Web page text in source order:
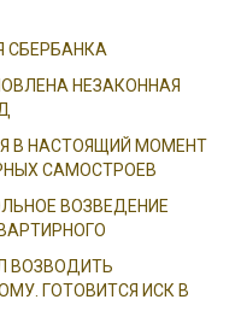
СБЕРБАНКА
НЕЗАКОННАЯ
В НАСТОЯЩИЙ МОМЕНТ
САМОСТРОЕВ
ВОЗВЕДЕНИЕ
ВОЗВОДИТЬ
ГОТОВИТСЯ ИСК В